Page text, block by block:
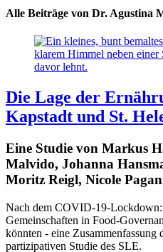
Alle Beiträge von Dr. Agustina
Die Lage der
Kapstadt und St.
Eine Studie von Markus
Malvido, Johanna
Moritz Reigl, Nicole
Nach dem COVID-19-Lockdown:
Gemeinschaften in Food-
könnten - eine Zusammenfassung
partizipativen Studie des SLE.